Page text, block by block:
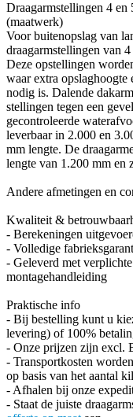
Draagarmstellingen 4 en
(maatwerk)
Voor buitenopslag van
draagarmstellingen van
Deze opstellingen
waar extra opslaghoogte
nodig is. Dalende
stellingen tegen een
gecontroleerde
leverbaar in 2.000 en
mm lengte. De
lengte van 1.200 mm en
Andere afmetingen en
Kwaliteit &
- Berekeningen
- Volledige
- Geleverd met
montagehandleiding
Praktische info
- Bij bestelling kunt u
levering) of 100%
- Onze prijzen zijn excl.
- Transportkosten
op basis van het aantal
- Afhalen bij onze
- Staat de juiste